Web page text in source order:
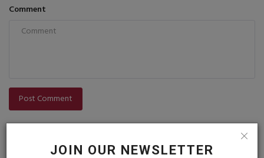
JOIN OUR NEWSLETTER
Comment
Post Comment